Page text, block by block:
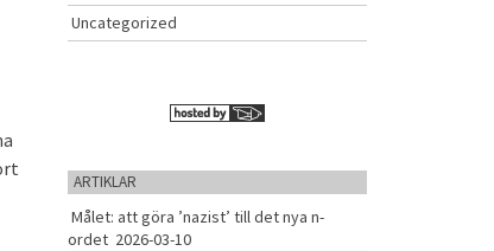
Uncategorized
ARTIKLAR
Målet: att göra ’nazist’ till det nya n-
ordet 2026-03-10